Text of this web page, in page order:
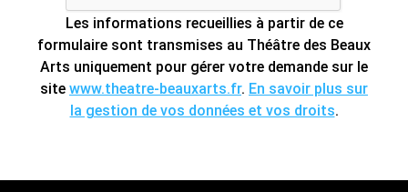
Les informations recueillies à partir de ce
formulaire sont transmises au Théâtre des Beaux
Arts uniquement pour gérer votre demande sur le
site www.theatre-beauxarts.fr. En savoir plus sur
la gestion de vos données et vos droits.